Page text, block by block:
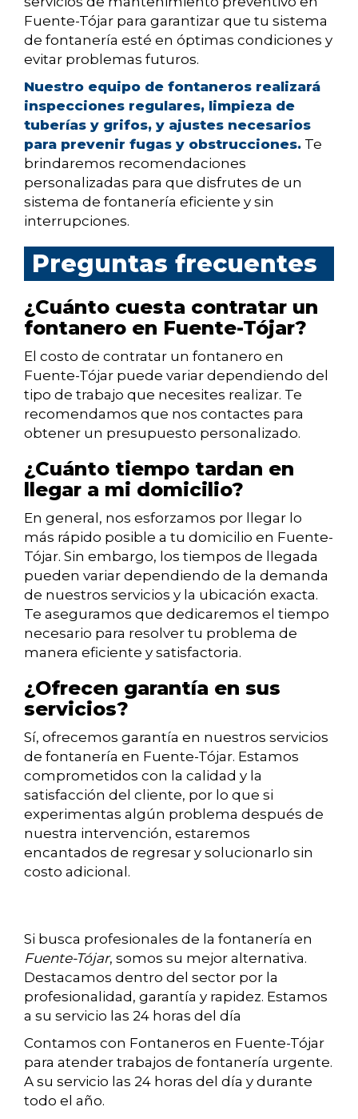
Fuente-Tójar para garantizar que tu sistema
de fontanería esté en óptimas condiciones y
evitar problemas futuros.
Nuestro equipo de fontaneros realizará
inspecciones regulares, limpieza de
tuberías y grifos, y ajustes necesarios
para prevenir fugas y obstrucciones. Te
brindaremos recomendaciones
personalizadas para que disfrutes de un
sistema de fontanería eficiente y sin
interrupciones.
Preguntas frecuentes
¿Cuánto cuesta contratar un
fontanero en Fuente-Tójar?
El costo de contratar un fontanero en
Fuente-Tójar puede variar dependiendo del
tipo de trabajo que necesites realizar. Te
recomendamos que nos contactes para
obtener un presupuesto personalizado.
¿Cuánto tiempo tardan en
llegar a mi domicilio?
En general, nos esforzamos por llegar lo
más rápido posible a tu domicilio en Fuente-
Tójar. Sin embargo, los tiempos de llegada
pueden variar dependiendo de la demanda
de nuestros servicios y la ubicación exacta.
Te aseguramos que dedicaremos el tiempo
necesario para resolver tu problema de
manera eficiente y satisfactoria.
¿Ofrecen garantía en sus
servicios?
Sí, ofrecemos garantía en nuestros servicios
de fontanería en Fuente-Tójar. Estamos
comprometidos con la calidad y la
satisfacción del cliente, por lo que si
experimentas algún problema después de
nuestra intervención, estaremos
encantados de regresar y solucionarlo sin
costo adicional.
Si busca profesionales de la fontanería en
Fuente-Tójar, somos su mejor alternativa.
Destacamos dentro del sector por la
profesionalidad, garantía y rapidez. Estamos
a su servicio las 24 horas del día
Contamos con Fontaneros en Fuente-Tójar
para atender trabajos de fontanería urgente.
A su servicio las 24 horas del día y durante
todo el año.